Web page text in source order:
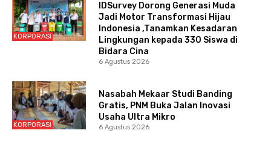
KORPORASI
IDSurvey Dorong Generasi Muda
Jadi Motor Transformasi Hijau
Indonesia ,Tanamkan Kesadaran
Lingkungan kepada 330 Siswa di
Bidara Cina
6 Agustus 2026
KORPORASI
Nasabah Mekaar Studi Banding
Gratis, PNM Buka Jalan Inovasi
Usaha Ultra Mikro
6 Agustus 2026